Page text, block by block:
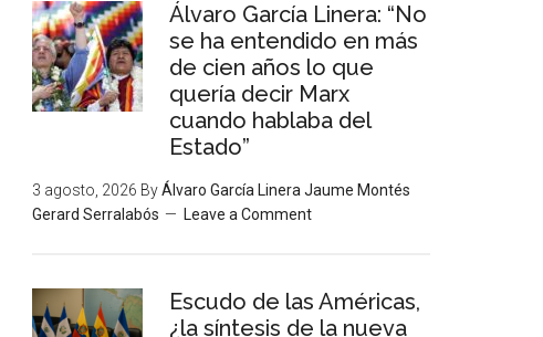
Álvaro García Linera: “No
se ha entendido en más
de cien años lo que
quería decir Marx
cuando hablaba del
Estado”
3 agosto, 2026 ByÁlvaro García Linera Jaume Montés
Gerard Serralabós
Leave a Comment
Escudo de las Américas,
¿la síntesis de la nueva